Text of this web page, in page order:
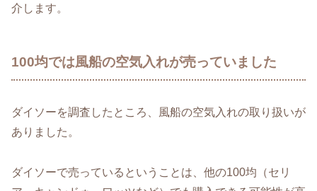
介します。
100均では風船の空気入れが売っていました
ダイソーを調査したところ、風船の空気入れの取り扱いが
ありました。
ダイソーで売っているということは、他の100均（セリ